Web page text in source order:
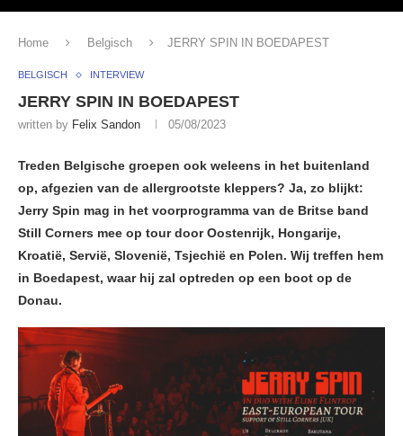
Home Belgisch JERRY SPIN IN BOEDAPEST
BELGISCH INTERVIEW
JERRY SPIN IN BOEDAPEST
written by Felix Sandon 05/08/2023
Treden Belgische groepen ook weleens in het buitenland
op, afgezien van de allergrootste kleppers? Ja, zo blijkt:
Jerry Spin mag in het voorprogramma van de Britse band
Still Corners mee op tour door Oostenrijk, Hongarije,
Kroatië, Servië, Slovenië, Tsjechië en Polen. Wij treffen hem
in Boedapest, waar hij zal optreden op een boot op de
Donau.